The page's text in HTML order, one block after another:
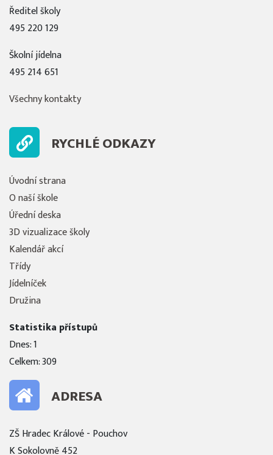
Ředitel školy
495 220 129
Školní jídelna
495 214 651
Všechny kontakty
RYCHLÉ ODKAZY
Úvodní strana
O naší škole
Úřední deska
3D vizualizace školy
Kalendář akcí
Třídy
Jídelníček
Družina
Statistika přístupů
Dnes: 1
Celkem: 309
ADRESA
ZŠ Hradec Králové - Pouchov
K Sokolovně 452